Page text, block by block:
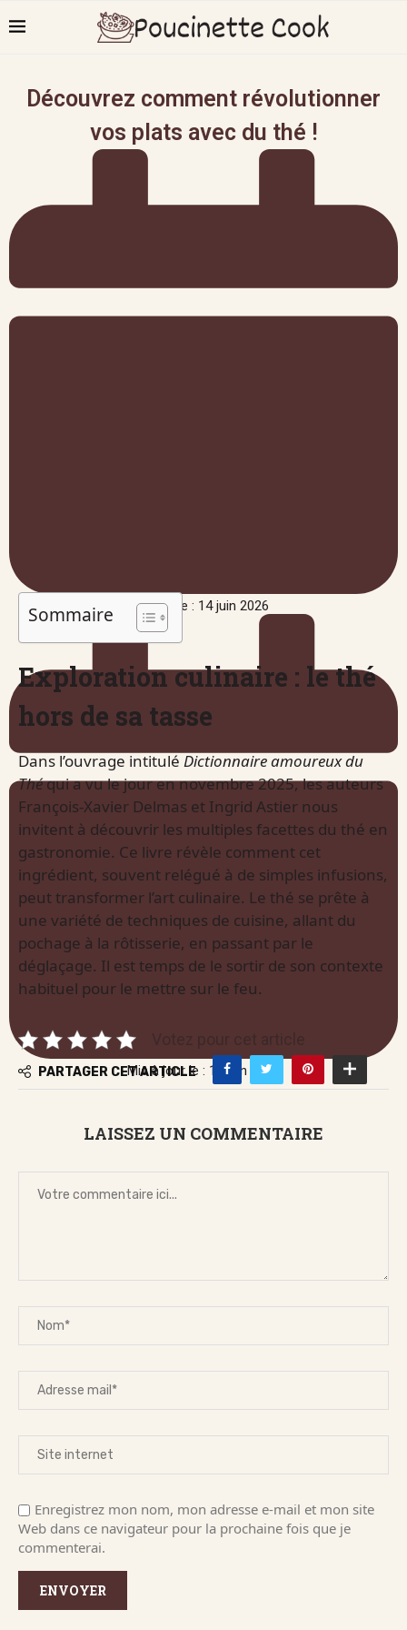
Découvrez comment révolutionner
vos plats avec du thé !
Publié le : 14 juin 2026
Mis à jour le : 14 juin 2026
Sommaire
Exploration culinaire : le thé
hors de sa tasse
Dans l’ouvrage intitulé Dictionnaire amoureux du
Théqui a vu le jour en novembre 2025, les auteurs
François-Xavier Delmas et Ingrid Astier nous
invitent à découvrir les multiples facettes du thé en
gastronomie. Ce livre révèle comment cet
ingrédient, souvent relégué à de simples infusions,
peut transformer l’art culinaire. Le thé se prête à
une variété de techniques de cuisine, allant du
pochage à la rôtisserie, en passant par le
déglaçage. Il est temps de le sortir de son contexte
habituel pour le mettre sur le feu.
Votez pour cet article
PARTAGER CET ARTICLE
LAISSEZ UN COMMENTAIRE
Enregistrez mon nom, mon adresse e-mail et mon site
Web dans ce navigateur pour la prochaine fois que je
commenterai.